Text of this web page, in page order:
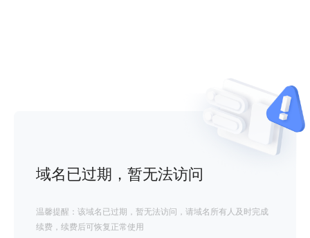
域名已过期，暂无法访问
温馨提醒：该域名已过期，暂无法访问，请域名所有人及时完成
续费，续费后可恢复正常使用